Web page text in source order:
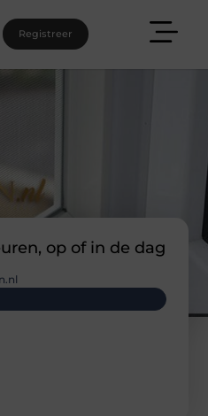
Registreer
op of in de dag